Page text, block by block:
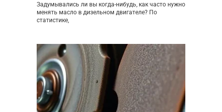
Задумывались ли вы когда-нибудь, как часто нужно
менять масло в дизельном двигателе? По
статистике,